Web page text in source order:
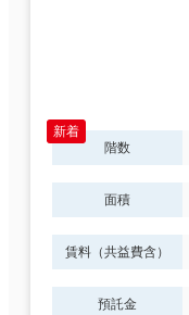
階数
面積
賃料（共益費含）
預託金